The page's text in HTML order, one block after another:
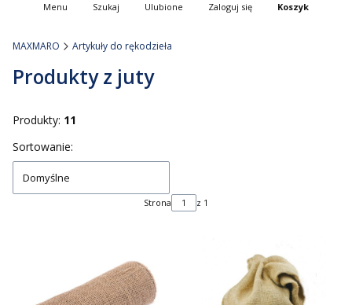
Menu Szukaj Ulubione Zaloguj się Koszyk
MAXMARO Artykuły do rękodzieła
Produkty z juty
Produkty: 11
Lista produktów
Sortowanie:
Domyślne
Strona z 1